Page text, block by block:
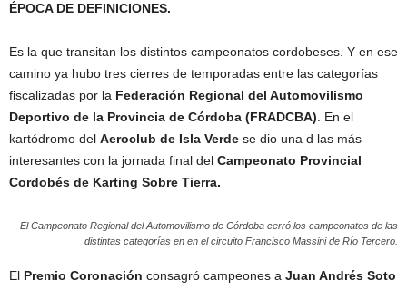
ÉPOCA DE DEFINICIONES.
Es la que transitan los distintos campeonatos cordobeses. Y en ese
camino ya hubo tres cierres de temporadas entre las categorías
fiscalizadas por la Federación Regional del Automovilismo
Deportivo de la Provincia de Córdoba (FRADCBA) . En el
kartódromo del Aeroclub de Isla Verde se dio una d las más
interesantes con la jornada final del Campeonato Provincial
Cordobés de Karting Sobre Tierra.
El Campeonato Regional del Automovilismo de Córdoba cerró los campeonatos de las
distintas categorías en en el circuito Francisco Massini de Río Tercero.
El Premio Coronación consagró campeones a Juan Andrés Soto